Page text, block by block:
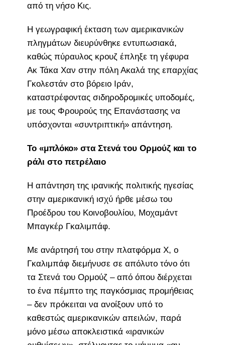
από τη νήσο Κις.
Η γεωγραφική έκταση των αμερικανικών
πληγμάτων διευρύνθηκε εντυπωσιακά,
καθώς πύραυλος κρουζ έπληξε τη γέφυρα
Ακ Τάκα Χαν στην πόλη Ακαλά της επαρχίας
Γκολεστάν στο βόρειο Ιράν,
καταστρέφοντας σιδηροδρομικές υποδομές,
με τους Φρουρούς της Επανάστασης να
υπόσχονται «συντριπτική» απάντηση.
Το «μπλόκο» στα Στενά του Ορμούζ και το
ράλι στο πετρέλαιο
Η απάντηση της ιρανικής πολιτικής ηγεσίας
στην αμερικανική ισχύ ήρθε μέσω του
Προέδρου του Κοινοβουλίου, Μοχαμάντ
Μπαγκέρ Γκαλιμπάφ.
Με ανάρτησή του στην πλατφόρμα X, ο
Γκαλιμπάφ διεμήνυσε σε απόλυτο τόνο ότι
τα Στενά του Ορμούζ – από όπου διέρχεται
το ένα πέμπτο της παγκόσμιας προμήθειας
– δεν πρόκειται να ανοίξουν υπό το
καθεστώς αμερικανικών απειλών, παρά
μόνο μέσω αποκλειστικά «ιρανικών